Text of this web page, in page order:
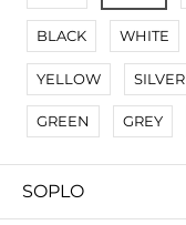
Not Found Filters1
Not Found Filters2
BLACK WHITE
YELLOW SILVER
GREEN GREY
SOPLO